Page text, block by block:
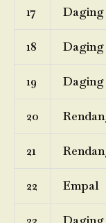
17 Daging
18 Daging
19 Daging
20
21
22 Empal